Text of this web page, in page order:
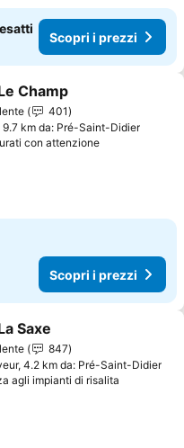
Scopri i prezzi
ai preferiti
Champ
401
9.7 km da: Pré-Saint-Didier
con attenzione
Scopri i prezzi
ai preferiti
Saxe
847
4.2 km da: Pré-Saint-Didier
agli impianti di risalita